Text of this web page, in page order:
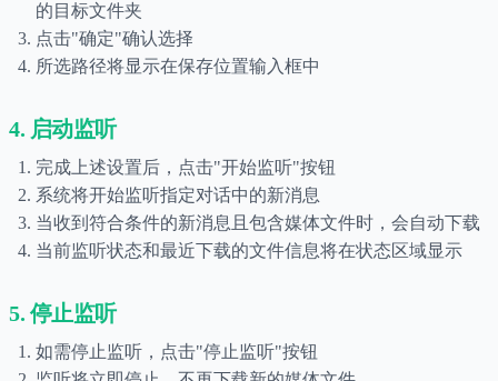
的目标文件夹
点击"确定"确认选择
所选路径将显示在保存位置输入框中
4. 启动监听
完成上述设置后，点击"开始监听"按钮
系统将开始监听指定对话中的新消息
当收到符合条件的新消息且包含媒体文件时，会自动下载
当前监听状态和最近下载的文件信息将在状态区域显示
5. 停止监听
如需停止监听，点击"停止监听"按钮